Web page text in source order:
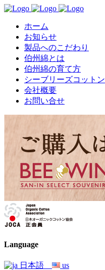
ホーム
お知らせ
製品へのこだわり
伯州綿とは
伯州綿の育て方
シーブリーズコットン
会社概要
お問い合せ
Language
日本語 us